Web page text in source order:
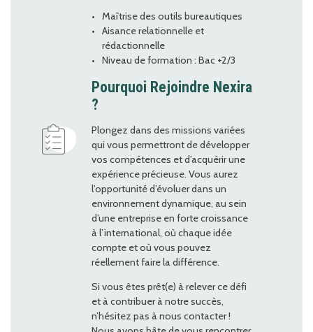
Maîtrise des outils bureautiques
Aisance relationnelle et
rédactionnelle
Niveau de formation : Bac +2/3
Pourquoi Rejoindre Nexira
?
Plongez dans des missions variées
qui vous permettront de développer
vos compétences et d’acquérir une
expérience précieuse. Vous aurez
l’opportunité d’évoluer dans un
environnement dynamique, au sein
d’une entreprise en forte croissance
à l’international, où chaque idée
compte et où vous pouvez
réellement faire la différence.
Si vous êtes prêt(e) à relever ce défi
et à contribuer à notre succès,
n’hésitez pas à nous contacter !